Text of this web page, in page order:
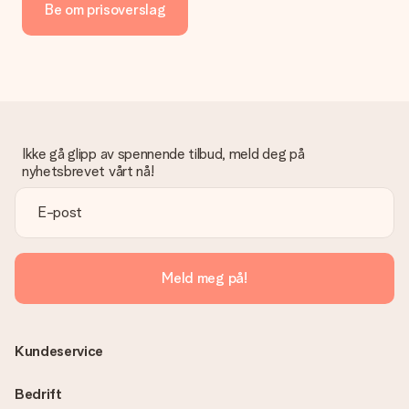
Be om prisoverslag
Ikke gå glipp av spennende tilbud, meld deg på
nyhetsbrevet vårt nå!
Meld meg på!
Kundeservice
Bedrift